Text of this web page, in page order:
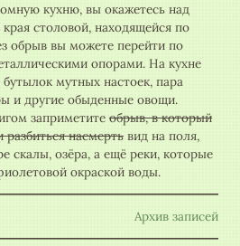
кухню, вы окажетесь над
столовой, находящейся по
обрыв вы можете перейти по
опорами. На кухне
бутылок мутных настоек, пара
и другие обыденные овощи.
заприметите обрыв, в который
разбиться насмерть вид на поля,
скалы, озёра, а ещё реки, которые
окраской воды.
Архив записей